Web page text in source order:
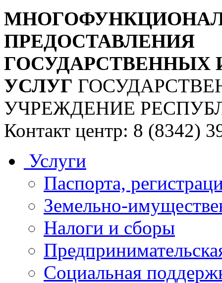
ПРЕДОСТАВЛЕНИЯ
УСЛУГ
УЧРЕЖДЕНИЕ
Контакт центр: 8 (8342)
Услуги
Паспорта,
Земельно-
Налоги и сборы
Социальная